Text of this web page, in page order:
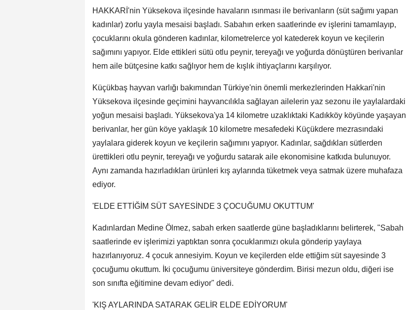
HAKKARİ'nin Yüksekova ilçesinde havaların ısınması ile berivanların (süt sağımı yapan
kadınlar) zorlu yayla mesaisi başladı. Sabahın erken saatlerinde ev işlerini tamamlayıp,
çocuklarını okula gönderen kadınlar, kilometrelerce yol katederek koyun ve keçilerin
sağımını yapıyor. Elde ettikleri sütü otlu peynir, tereyağı ve yoğurda dönüştüren berivanlar
hem aile bütçesine katkı sağlıyor hem de kışlık ihtiyaçlarını karşılıyor.
Küçükbaş hayvan varlığı bakımından Türkiye'nin önemli merkezlerinden Hakkari'nin
Yüksekova ilçesinde geçimini hayvancılıkla sağlayan ailelerin yaz sezonu ile yaylalardaki
yoğun mesaisi başladı. Yüksekova'ya 14 kilometre uzaklıktaki Kadıkköy köyünde yaşayan
berivanlar, her gün köye yaklaşık 10 kilometre mesafedeki Küçükdere mezrasındaki
yaylalara giderek koyun ve keçilerin sağımını yapıyor. Kadınlar, sağdıkları sütlerden
ürettikleri otlu peynir, tereyağı ve yoğurdu satarak aile ekonomisine katkıda bulunuyor.
Aynı zamanda hazırladıkları ürünleri kış aylarında tüketmek veya satmak üzere muhafaza
ediyor.
'ELDE ETTİĞİM SÜT SAYESİNDE 3 ÇOCUĞUMU OKUTTUM'
Kadınlardan Medine Ölmez, sabah erken saatlerde güne başladıklarını belirterek, "Sabah
saatlerinde ev işlerimizi yaptıktan sonra çocuklarımızı okula gönderip yaylaya
hazırlanıyoruz. 4 çocuk annesiyim. Koyun ve keçilerden elde ettiğim süt sayesinde 3
çocuğumu okuttum. İki çocuğumu üniversiteye gönderdim. Birisi mezun oldu, diğeri ise
son sınıfta eğitimine devam ediyor" dedi.
'KIŞ AYLARINDA SATARAK GELİR ELDE EDİYORUM'